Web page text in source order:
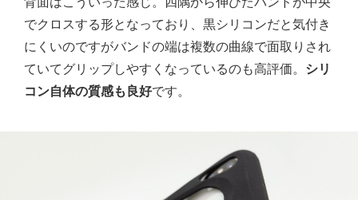
でクロスする形となっており、黒シリコンだと気付き
にくいのですがバンドの端は複数の曲線で面取りされ
ていてグリップしやすくなっているのも高評価。 シリ
コン自体の質感も良好です。